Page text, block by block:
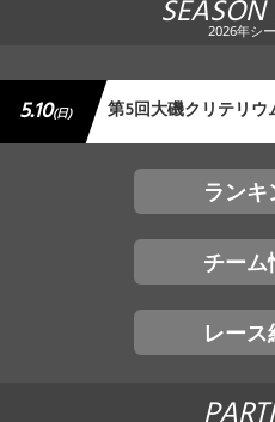
SEASON
2026年シ
5.10(日) 第5回大磯クリテリウ
ラン
チーム
レー